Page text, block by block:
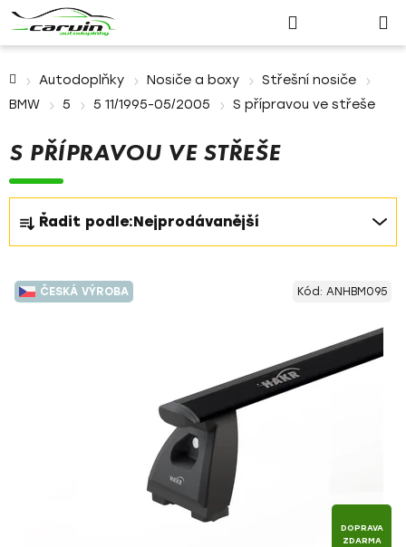
Přihlášení
košík
Autodoplňky Nosiče a boxy
Střešní nosiče
BMW
5 5 11/1995-05/2005 S přípravou ve střeše
S PŘÍPRAVOU VE STŘEŠE
Ř
a
z
e
n
Řadit podle:Nejprodávanější
V
ý
ČESKÁ VÝROBA
DOPRAVA
ZDARMA
Kód: ANHBM095